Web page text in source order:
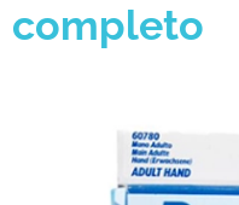
completo